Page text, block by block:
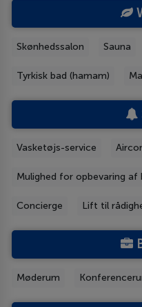
Skønhedssalon Sauna
Tyrkisk bad (hamam)
Vasketøjs-service
Mulighed for opbevaring af
Concierge Lift til
Møderum